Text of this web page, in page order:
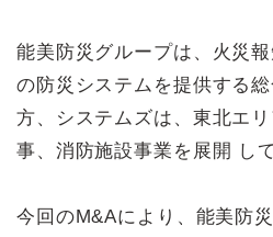
能美防災グループは、火災
の防災システムを提供する
方、システムズは、東北エ
事、消防施設事業を展開 し
今回のM&Aにより、能美防